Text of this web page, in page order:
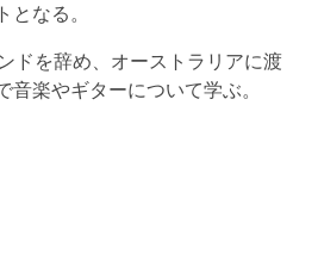
となる。
ドを辞め、オーストラリアに渡
音楽やギターについて学ぶ。